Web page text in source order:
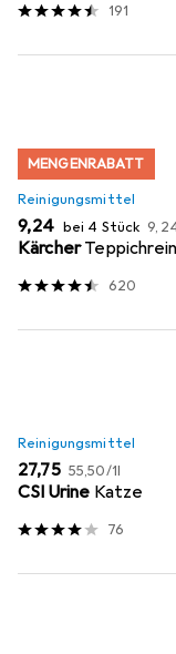
191
MENGENRABATT
Reinigungsmittel
EUR
9,24 bei 4 Stück EUR
Kärcher
620
Reinigungsmittel
EUR
27,75 EUR
55,50/1l
CSI Urine Katze
76